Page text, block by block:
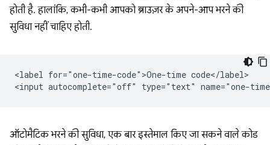
होती है. हालांकि, कभी-कभी आपको ब्राउज़र के अपने-आप भरने की
सुविधा नहीं चाहिए होती.
<label for="one-time-code">One-time code</label>
ऑटोमैटिक भरने की सुविधा, एक बार इस्तेमाल किए जा सकने वाले कोड